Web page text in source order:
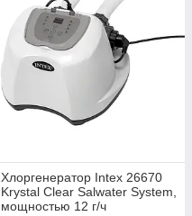
Хлоргенератор Intex 26670
Krystal Clear Salwater System,
мощностью 12 г/ч